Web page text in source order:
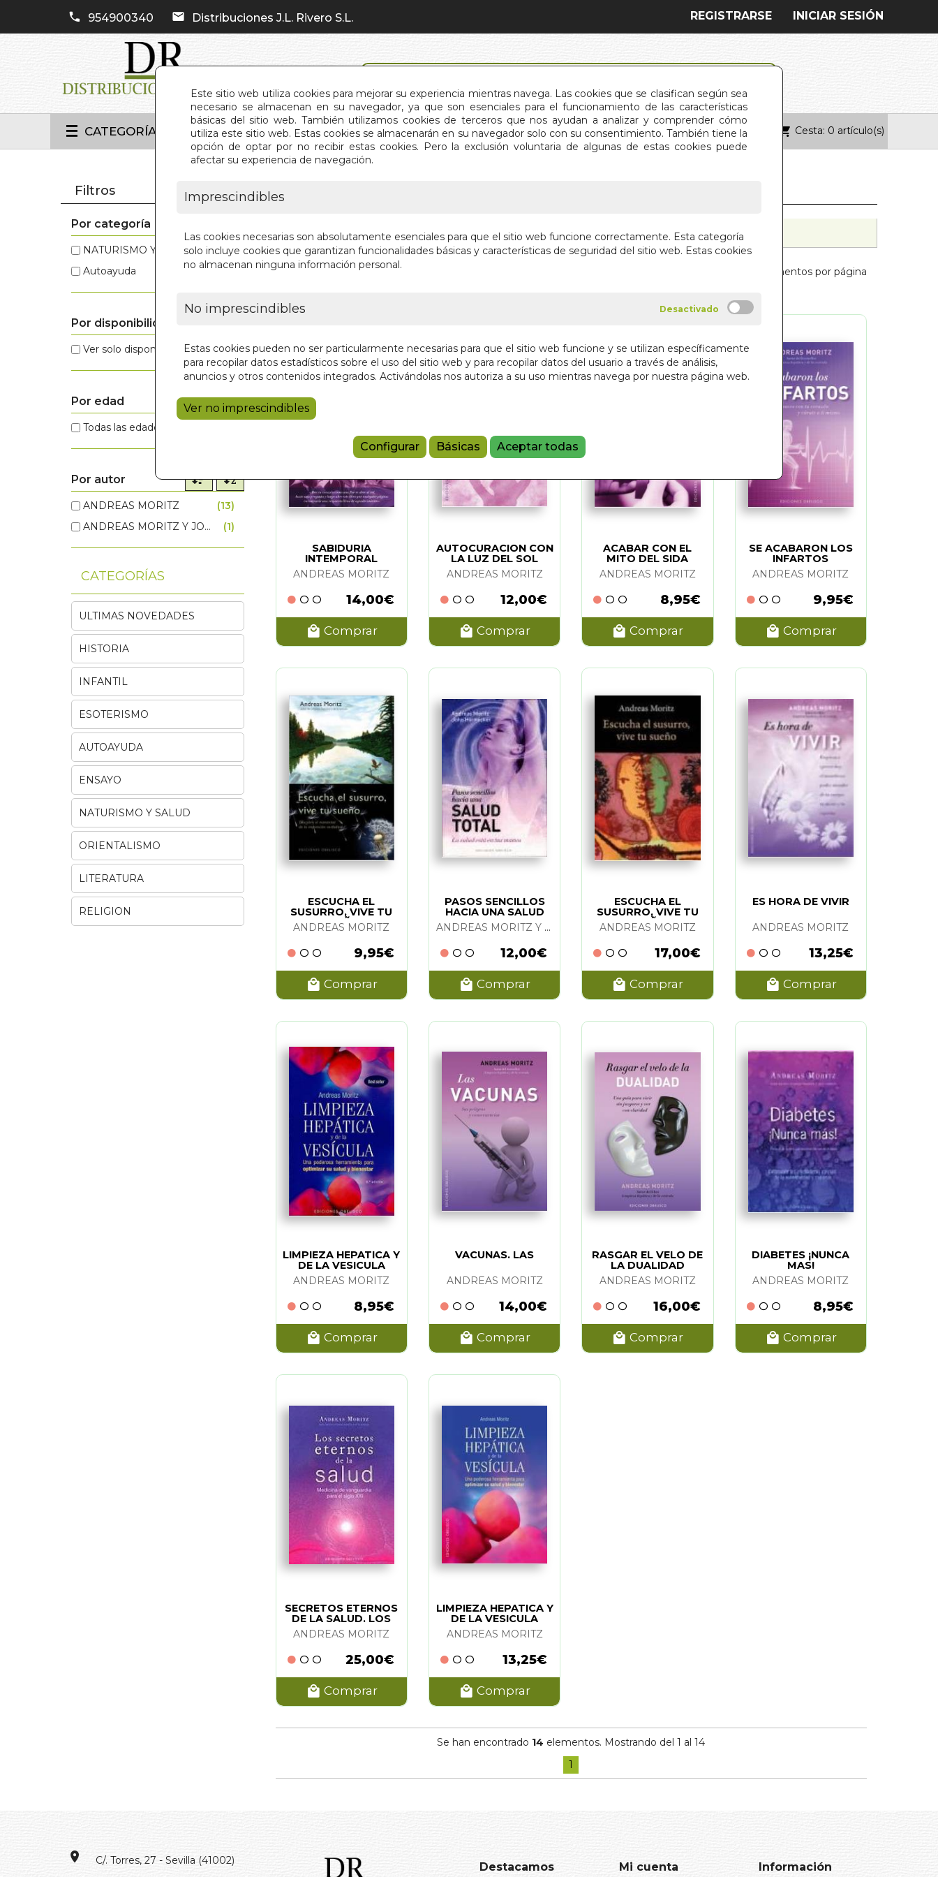
Este sitio web utiliza cookies para mejorar su experiencia mientras navega. Las cookies que se clasifican según sea
necesario se almacenan en su navegador, ya que son esenciales para el funcionamiento de las características
básicas del sitio web. También utilizamos cookies de terceros que nos ayudan a analizar y comprender cómo
utiliza este sitio web. Estas cookies se almacenarán en su navegador solo con su consentimiento. También tiene la
opción de optar por no recibir estas cookies. Pero la exclusión voluntaria de algunas de estas cookies puede
afectar su experiencia de navegación.
Imprescindibles
Las cookies necesarias son absolutamente esenciales para que el sitio web funcione correctamente. Esta categoría
solo incluye cookies que garantizan funcionalidades básicas y características de seguridad del sitio web. Estas cookies
no almacenan ninguna información personal.
No imprescindibles
Estas cookies pueden no ser particularmente necesarias para que el sitio web funcione y se utilizan específicamente
para recopilar datos estadísticos sobre el uso del sitio web y para recopilar datos del usuario a través de análisis,
anuncios y otros contenidos integrados. Activándolas nos autoriza a su uso mientras navega por nuestra página web.
Ver no imprescindibles
Configurar Básicas Aceptar todas
954900340 Distribuciones J.L. Rivero S.L. INICIAR SESIÓN
REGISTRARSE
CATEGORÍAS INICIO QUIÉNES SOMOS CONTACTO Cesta: 0 artículo(s)
Filtros
Por categoría
NATURISMO Y SALUD
(9)
Autoayuda
(5)
Autoayuda
(5)
NATURISMO Y SALUD
(9)
Por disponibilidad
Ver solo disponibles (0)
Por edad
Todas las edades
Por autor
ANDREAS MORITZ
(13)
ANDREAS MORITZ Y JOHN HORNECKER
(1)
ANDREAS MORITZ
(13)
Estos son los resultados de tu búsqueda: andreas moritz
elementos por página
SABIDURIA
INTEMPORAL
ANDREAS MORITZ
14,00€
Comprar
AUTOCURACION CON
LA LUZ DEL SOL
ANDREAS MORITZ
12,00€
Comprar
ACABAR CON EL
MITO DEL SIDA
ANDREAS MORITZ
8,95€
Comprar
SE ACABARON LOS
INFARTOS
ANDREAS MORITZ
9,95€
Comprar
ESCUCHA EL
SUSURRO, VIVE TU
SUEÑO
ANDREAS MORITZ
9,95€
Comprar
PASOS SENCILLOS
HACIA UNA SALUD
TOTAL
ANDREAS MORITZ Y JOHN HORNECKER
12,00€
Comprar
ESCUCHA EL
SUSURRO, VIVE TU
SUEÑO
ANDREAS MORITZ
17,00€
Comprar
ES HORA DE VIVIR
ANDREAS MORITZ
13,25€
Comprar
LIMPIEZA HEPATICA Y
DE LA VESICULA
(BOLSILLO)
ANDREAS MORITZ
8,95€
Comprar
VACUNAS. LAS
ANDREAS MORITZ
14,00€
Comprar
RASGAR EL VELO DE
LA DUALIDAD
ANDREAS MORITZ
16,00€
Comprar
DIABETES ¡NUNCA
MAS!
ANDREAS MORITZ
8,95€
Comprar
SECRETOS ETERNOS
DE LA SALUD. LOS
ANDREAS MORITZ
25,00€
Comprar
LIMPIEZA HEPATICA Y
DE LA VESICULA
(GRANDE)
ANDREAS MORITZ
13,25€
Comprar
Se han encontrado 14 elementos. Mostrando del 1 al 14
1
CATEGORÍAS
ULTIMAS NOVEDADES
HISTORIA
INFANTIL
ESOTERISMO
AUTOAYUDA
ENSAYO
NATURISMO Y SALUD
ORIENTALISMO
LITERATURA
RELIGION
C/. Torres, 27 - Sevilla (41002) Destacamos Mi cuenta Información